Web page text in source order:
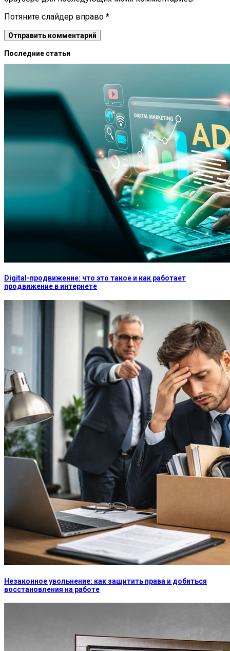
Потяните слайдер вправо *
Последние статьи
Digital-продвижение: что это такое и как работает
продвижение в интернете
Незаконное увольнение: как защитить права и добиться
восстановления на работе